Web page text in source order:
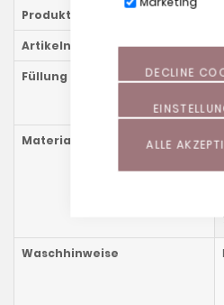
ALLE
DECLINE
Produktname
Artikelnummer
Füllung
Materialzusammensetzung
Waschhinweise